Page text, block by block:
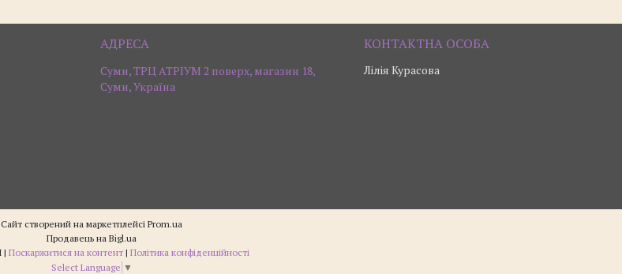
Суми, ТРЦ АТРІУМ 2 поверх, магазин 18,
Суми, Україна
Лілія Курасова
Сайт створений на маркетплейсі Prom.ua
Продавець на Bigl.ua
ЛАМБРЕ-СУМИ | Поскаржитися на контент | Політика конфіденційності
Select Language ▼